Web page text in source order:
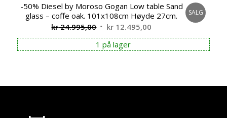
-50% Diesel by Moroso Gogan Low table Sand
glass – coffe oak. 101x108cm Høyde 27cm.
kr24.995,00 Opprinnelig
pris
var:
kr 12.495,00
pris
er:
SALG
1 på lager